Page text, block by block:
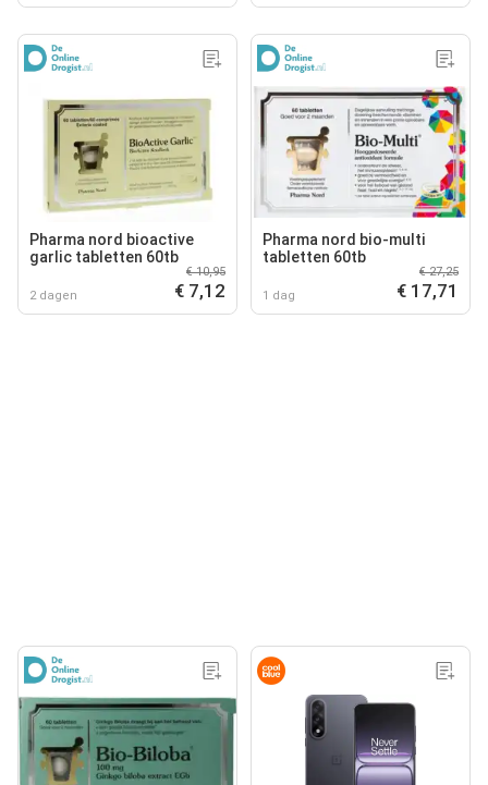
Pharma nord bioactive
garlic tabletten 60tb
2 dagen
€ 10,95
€ 7,12
Pharma nord bio-multi
tabletten 60tb
1 dag
€ 27,25
€ 17,71